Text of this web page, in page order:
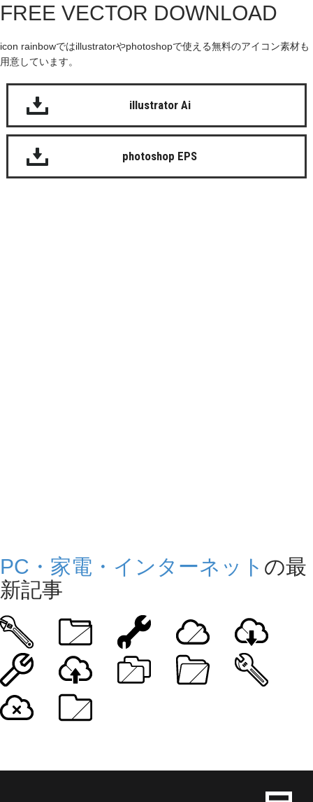
FREE VECTOR DOWNLOAD
icon rainbowではillustratorやphotoshopで使える無料のアイコン素材も
用意しています。
illustrator Ai
photoshop EPS
PC・家電・インターネット の最
新記事